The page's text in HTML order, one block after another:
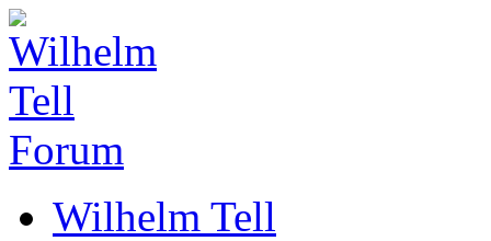
Wilhelm Tell